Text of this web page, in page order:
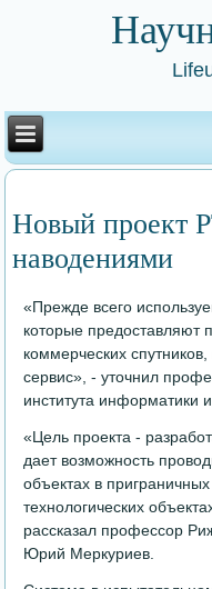
Новый проект
наводениями
«Прежде всего
которые предоставляют
коммерческих
сервис», - уточнил
института информатики
«Цель проекта -
дает возможность
объектах в
технологических
рассказал профессор
Юрий Меркуриев.